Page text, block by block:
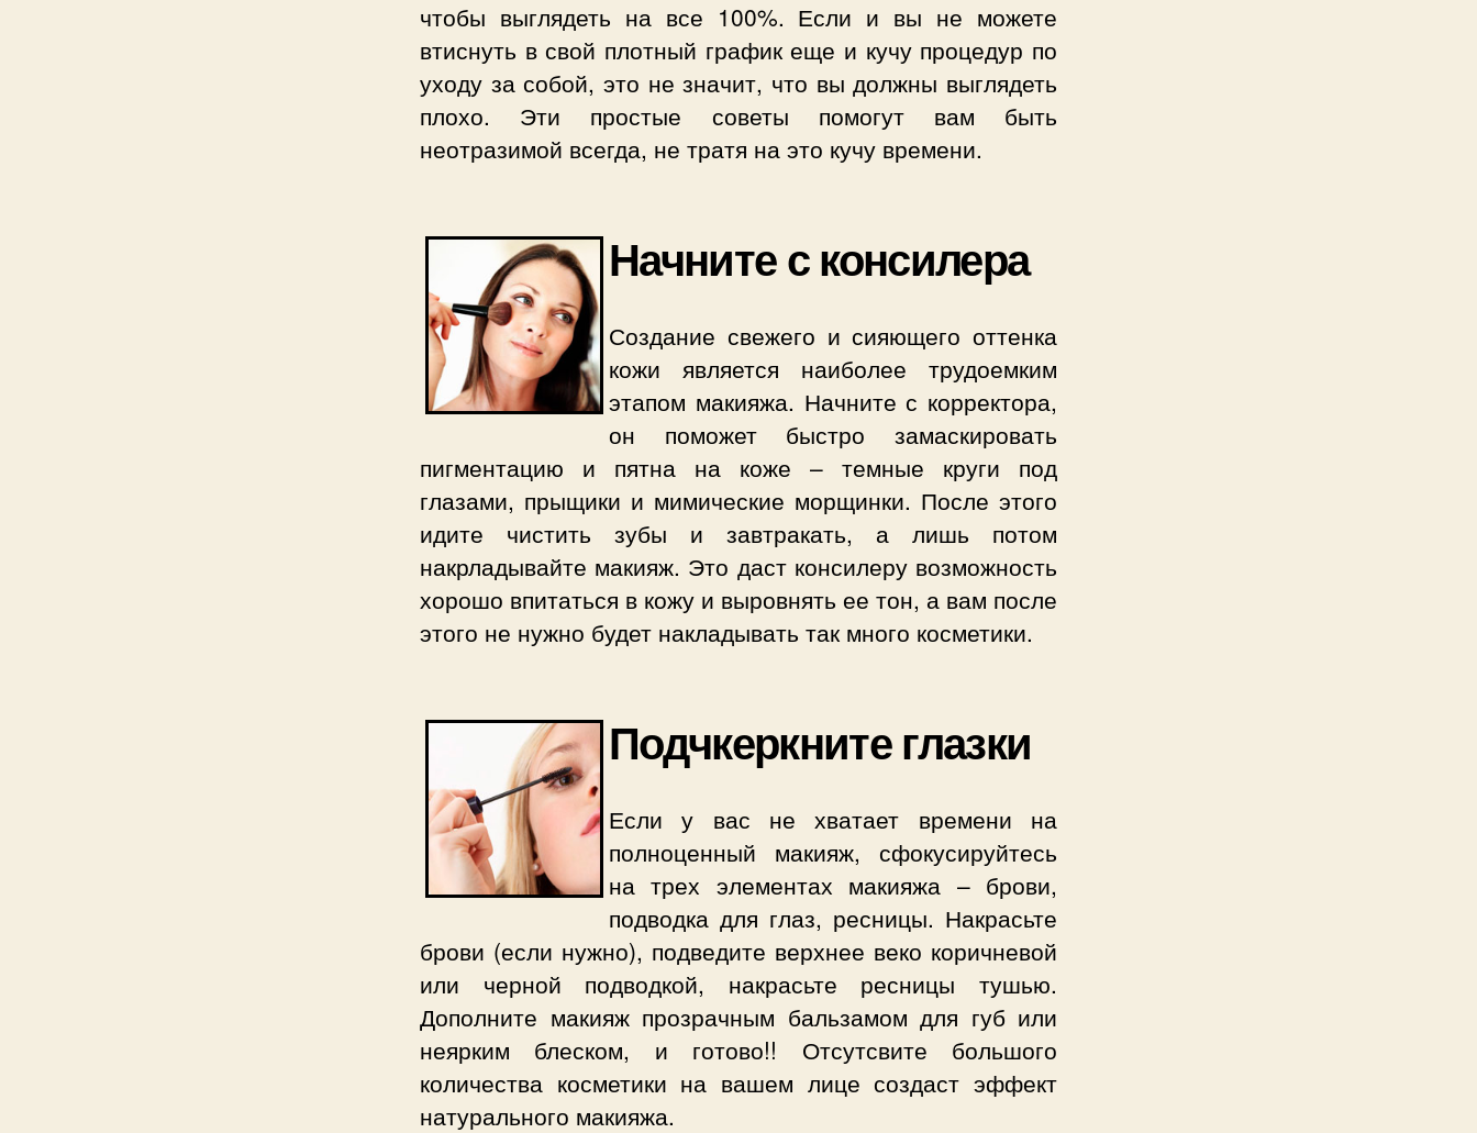
чтобы выглядеть на все 100%. Если и вы не можете
втиснуть в свой плотный график еще и кучу процедур по
уходу за собой, это не значит, что вы должны выглядеть
плохо. Эти простые советы помогут вам быть
неотразимой всегда, не тратя на это кучу времени.
Начните с консилера
Создание свежего и сияющего оттенка
кожи является наиболее трудоемким
этапом макияжа. Начните с корректора,
он поможет быстро замаскировать
пигментацию и пятна на коже – темные круги под
глазами, прыщики и мимические морщинки. После этого
идите чистить зубы и завтракать, а лишь потом
накрладывайте макияж. Это даст консилеру возможность
хорошо впитаться в кожу и выровнять ее тон, а вам после
этого не нужно будет накладывать так много косметики.
Подчкеркните глазки
Если у вас не хватает времени на
полноценный макияж, сфокусируйтесь
на трех элементах макияжа – брови,
подводка для глаз, ресницы. Накрасьте
брови (если нужно), подведите верхнее веко коричневой
или черной подводкой, накрасьте ресницы тушью.
Дополните макияж прозрачным бальзамом для губ или
неярким блеском, и готово!! Отсутсвите большого
количества косметики на вашем лице создаст эффект
натурального макияжа.